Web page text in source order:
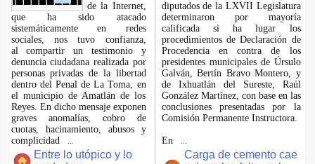
de la Internet,
que ha sido atacado
sistemáticamente en redes
sociales, nos tuvo confianza,
al compartir un testimonio y
denuncia ciudadana realizada por
personas privadas de la libertad
dentro del Penal de La Toma, en
el municipio de Amatlán de los
Reyes. En dicho mensaje exponen
graves anomalías, cobro de
cuotas, hacinamiento, abusos y
complicidad
Entre lo utópico y lo
diputados de la LXVII Legislatura
determinaron por mayoría
calificada si ha lugar los
procedimientos de Declaración de
Procedencia en contra de los
presidentes municipales de Úrsulo
Galván, Bertín Bravo Montero, y
de Ixhuatlán del Sureste, Raúl
González Martínez, con base en las
conclusiones presentadas por la
Comisión Permanente Instructora.
En
Carga de cemento cae